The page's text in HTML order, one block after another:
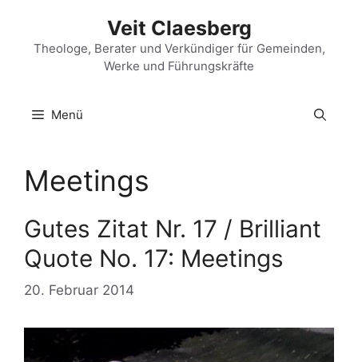
springen
Veit Claesberg
Theologe, Berater und Verkündiger für Gemeinden,
Werke und Führungskräfte
Menü
Meetings
Gutes Zitat Nr. 17 / Brilliant
Quote No. 17: Meetings
20. Februar 2014